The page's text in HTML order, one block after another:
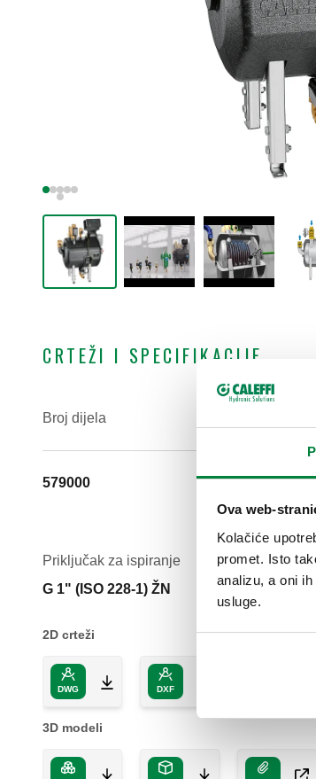
Ova web-
Kolačiće
promet. Isto
analizu, a oni
usluge.
CRTEŽI I SPECIFIKACIJE
Broj dijela
579000
Priključak za ispiranje
G 1" (ISO 228-1) ŽN
2D crteži
DWG DXF
3D modeli